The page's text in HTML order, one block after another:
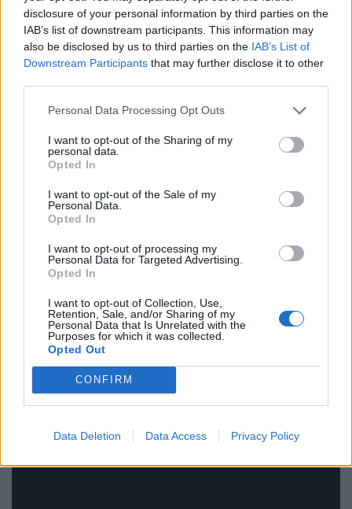
disclosure of your personal information by third parties on the
IAB’s list of downstream participants. This information may
also be disclosed by us to third parties on the IAB’s List of
Downstream Participants that may further disclose it to other
Personal Data Processing Opt Outs
I want to opt-out of the Sharing of my
personal data.
Opted In
I want to opt-out of the Sale of my
Personal Data.
Opted In
I want to opt-out of processing my
Personal Data for Targeted Advertising.
Opted In
I want to opt-out of Collection, Use,
Retention, Sale, and/or Sharing of my
Personal Data that Is Unrelated with the
Purposes for which it was collected.
Opted Out
CONFIRM
Data Deletion Data Access Privacy Policy
φημολογούνταν ότι αφορούσε το κάπνισμα των
αποξηραμένων μπανανόφλουδων ως
παραισθησιογόνο ναρκωτικό. Σύμφωνα με τις
ότι κάποιος μπορούσε να “φτιαχτεί” από την
bananadine είχε ξεκινήσει από τον γκουρού της
ψυχεδέλειας Country Joe McDonald το 1966.